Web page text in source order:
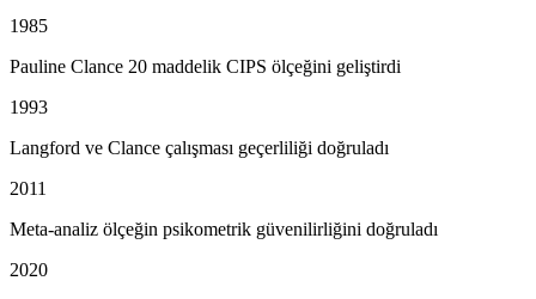
1985
Pauline Clance 20 maddelik CIPS ölçeğini geliştirdi
1993
Langford ve Clance çalışması geçerliliği doğruladı
2011
Meta-analiz ölçeğin psikometrik güvenilirliğini doğruladı
2020